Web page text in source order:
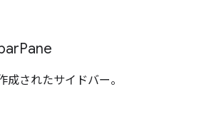
Pane
成されたサイドバー。